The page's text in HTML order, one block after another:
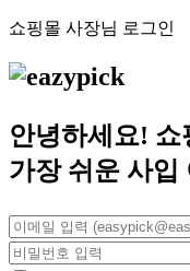
쇼핑몰 사장님 로그인
안녕하세요! 쇼
가장 쉬운 사입